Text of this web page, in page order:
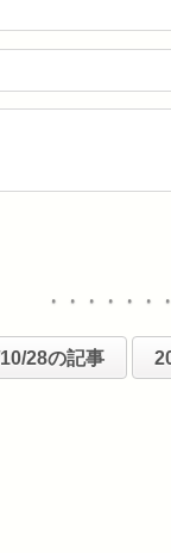
・・・・・・
28の記事